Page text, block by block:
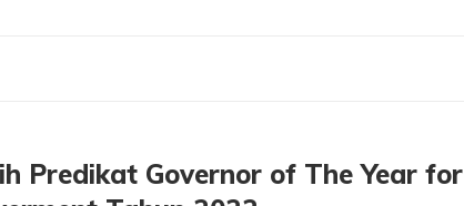
Predikat Governor of The Year for